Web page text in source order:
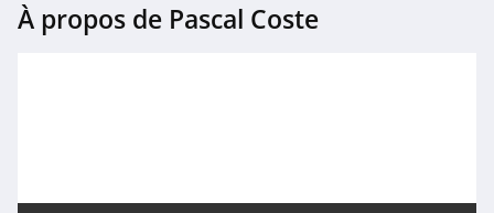
NUXE
Osée
À propos de Pascal Coste